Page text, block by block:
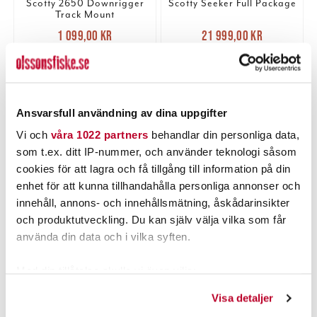
Ansvarsfull användning av dina uppgifter
Vi och våra 1022 partners behandlar din personliga data,
som t.ex. ditt IP-nummer, och använder teknologi såsom
cookies för att lagra och få tillgång till information på din
enhet för att kunna tillhandahålla personliga annonser och
innehåll, annons- och innehållsmätning, åskådarinsikter
och produktutveckling. Du kan själv välja vilka som får
använda din data och i vilka syften.
Visa detaljer
Scotty 2650 Downrigger
Track Mount
Nuvarande pris
1 099,00 krTidigare pris
1 699,00 kr
1 099,00 kr
1 ST
Scotty Seeker Full Package
Nuvarande pris
21 999,00 krTidigare pris
41 399,00 kr
21 999,00 kr
41 399,00 kr
TILLFÄLLIGT SLUT
PRODUKTBESKRIVNING